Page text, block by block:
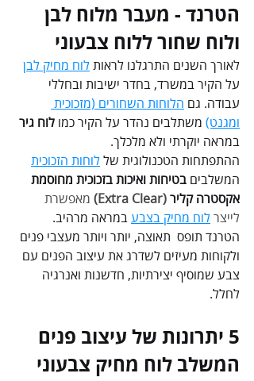
הטרנד - מעבר מלוח לבן
ולוח שחור ללוח צבעוני
לאורך השנים התרגלנו לראות לוח מחיק לבן
על הקיר במשרד, בחדר ישיבות ובחללי
עבודה. גם הלוחות השחורים (מזכוכית
ומגנט) משתלבים נהדר על הקיר כמו לוח גיר
במראה יוקרתי ולא מלכלך.
ההתפתחות הטכנולוגית של לוחות הזכוכית
המשלבים בטיחות ואיכותבזכוכית מחוסמת
אקסטרה קליר (Extra Clear)
מאפשרת
לייצר לוח מחיק בצבע במראה מרהיב.
הטרנד תופס  תאוצה, יותר ויותר מעצבי פנים
ולקוחות מעיזים לשדרג את עיצוב הפנים עם
צבע שמוסיף יצירתיות, חדשנות ואנרגיה
לחלל.
5 יתרונות של עיצוב פנים
המשלב לוח מחיק צבעוני